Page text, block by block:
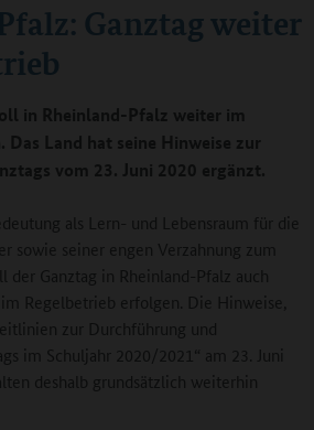
Ganztag weiter
in Rheinland-Pfalz weiter im
Land hat seine Hinweise zur
vom 23. Juni 2020 ergänzt.
als Lern- und Lebensraum für die
sowie seiner engen Verzahnung zum
der Ganztag in Rheinland-Pfalz auch
Regelbetrieb erfolgen. Die Hinweise,
zur Durchführung und
im Schuljahr 2020/2021“ am 23. Juni
deshalb grundsätzlich weiterhin